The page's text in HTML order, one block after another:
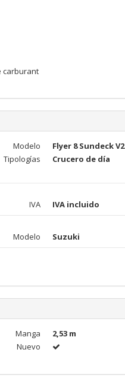
carburant
Modelo Flyer 8 Sundeck V2
Tipologías Crucero de día
IVA IVA incluido
Modelo Suzuki
Manga 2,53 m
Nuevo